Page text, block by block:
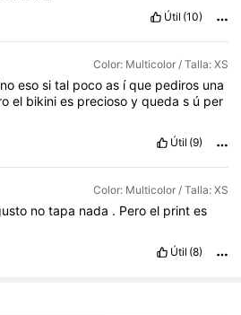
Útil (10)
Color: Multicolor / Talla: XS
eso si tal poco as íque pediros una
el bikinies preciosoyquedas ú per
Útil (9)
Color: Multicolor / Talla: XS
no tapa nada . Pero el print es
Útil (8)